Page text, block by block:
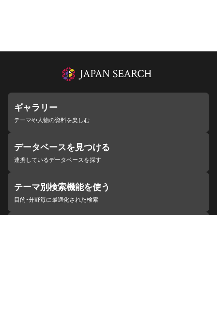
ギャラリー
テーマや人物の資料を楽しむ
データベースを見つける
連携しているデータベースを探す
テーマ別検索機能を使う
目的・分野毎に最適化された検索